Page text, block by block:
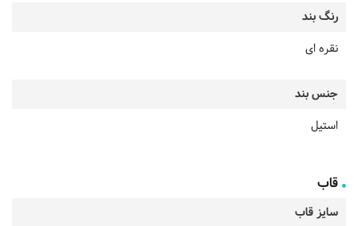
رنگ بند
نقره ای
جنس بند
استیل
قاب
سایز قاب